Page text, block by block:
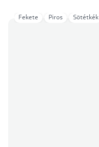
Fekete Piros Sötétkék